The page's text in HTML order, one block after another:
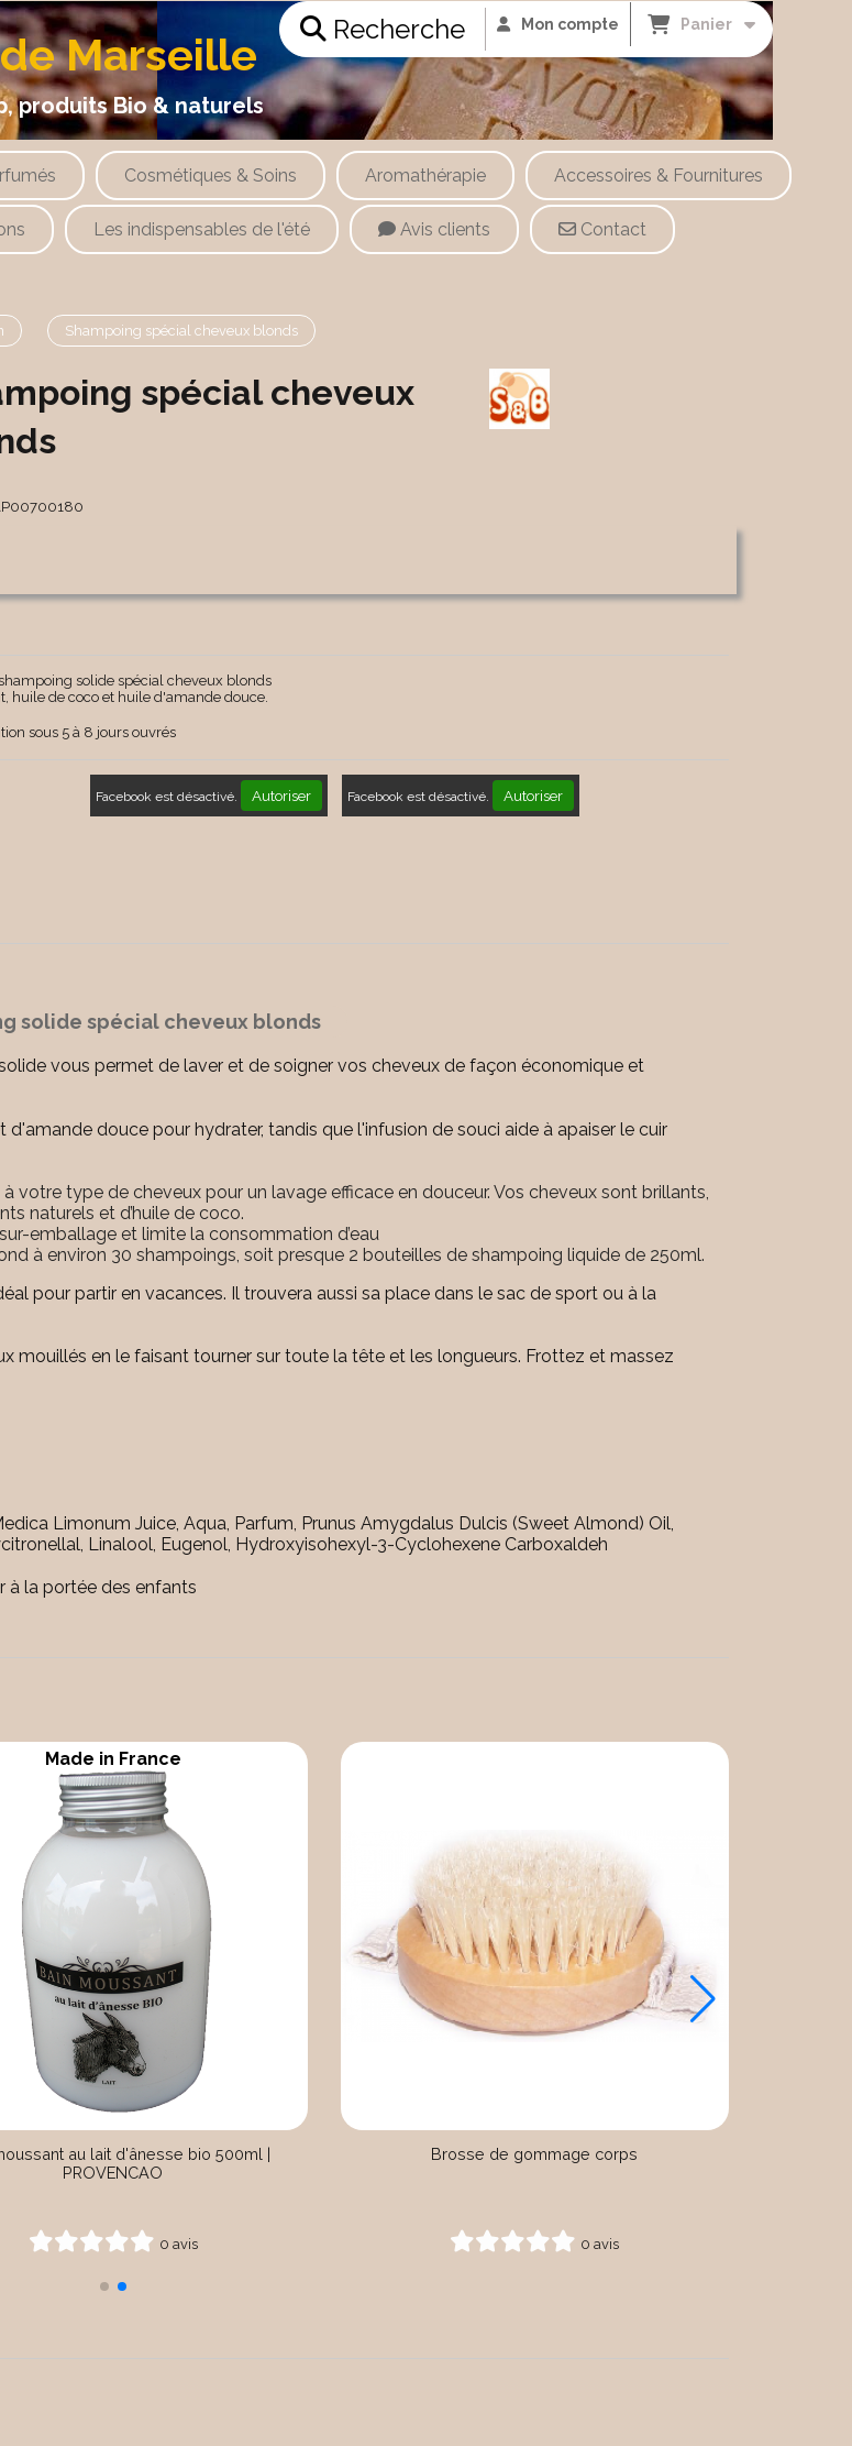
Marseille
Bio & naturels
Recherche Mon compte Panier
Cosmétiques & Soins Aromathérapie Accessoires & Fournitures
Les indispensables de l'été Avis clients Contact
Shampoing spécial cheveux blonds
spécial cheveux
solide spécial cheveux blonds
huile de coco et huile d'amande douce.
sous 5 à 8 jours ouvrés
Facebook est désactivé. Autoriser Facebook est désactivé. Autoriser
solide spécial cheveux blonds
vous permet de laver et de soigner vos cheveux de façon économique et
douce pour hydrater, tandis que l'infusion de souci aide à apaiser le cuir
votre type de cheveux pour un lavage efficace en douceur. Vos cheveux sont brillants,
naturels et d’huile de coco.
emballage et limite la consommation d’eau
à environ 30 shampoings, soit presque 2 bouteilles de shampoing liquide de 250ml.
pour partir en vacances. Il trouvera aussi sa place dans le sac de sport ou à la
mouillés en le faisant tourner sur toute la tête et les longueurs. Frottez et massez
Limonum Juice, Aqua, Parfum, Prunus Amygdalus Dulcis (Sweet Almond) Oil,
Linalool, Eugenol, Hydroxyisohexyl-3-Cyclohexene Carboxaldeh
à la portée des enfants
au lait d'ânesse bio 500ml |
PROVENCAO
0 avis
Made in France
Brosse de gommage corps
0 avis